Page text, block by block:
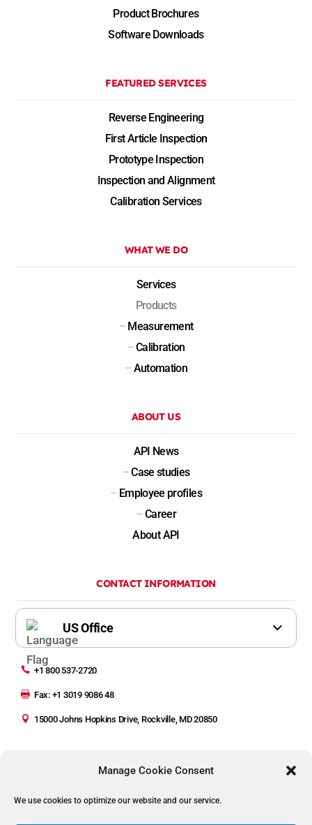
Manage Cookie Consent
We use cookies to optimize our website and our service.
Product Brochures
Software Downloads
FEATURED SERVICES
Reverse Engineering
First Article Inspection
Prototype Inspection
Inspection and Alignment
Calibration Services
WHAT WE DO
Services
Products
– Measurement
– Calibration
– Automation
ABOUT US
API News
– Case studies
– Employee profiles
– Career
About API
CONTACT INFORMATION
 +1 800 537-2720
 Fax: +1 3019 9086 48
 15000 Johns Hopkins Drive, Rockville, MD 20850